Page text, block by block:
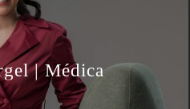
| Médica